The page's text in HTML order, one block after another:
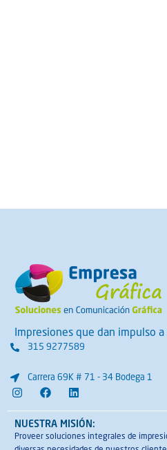
Impresiones que dan impulso
315 9277589
Carrera 69K # 71 - 34 Bodega 1
I
n
s
t
a
g
F
a
c
e
b
o
L
i
n
k
e
d
NUESTRA MISIÓN:
Proveer soluciones integrales de